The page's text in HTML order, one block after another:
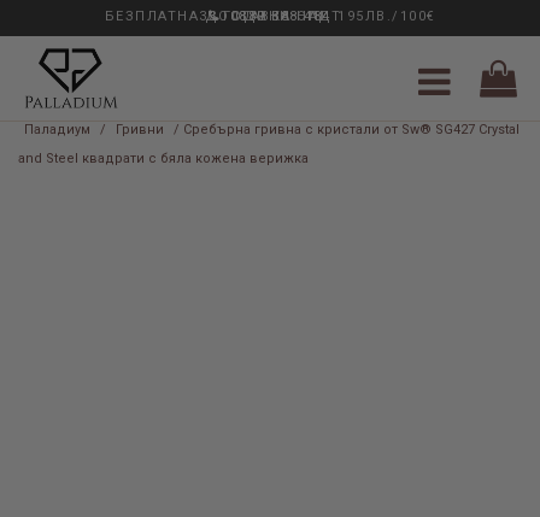
33 ГОДИНИ ОПИТ
БЕЗПЛАТНА ДОСТАВКА НАД 195ЛВ./100€
0889 888 484
Паладиум / Гривни
/ Сребърна гривна с кристали от Sw® SG427 Crystal
and Steel квадрати с бяла кожена верижка